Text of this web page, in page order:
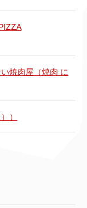
焼肉屋（焼肉 に
）